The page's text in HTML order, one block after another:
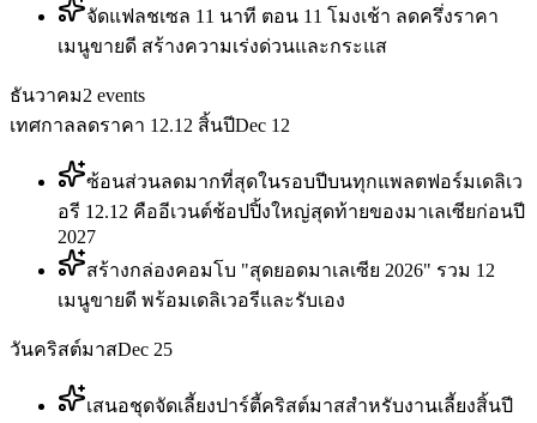
จัดแฟลชเซล 11 นาที ตอน 11 โมงเช้า ลดครึ่งราคา
เมนูขายดี สร้างความเร่งด่วนและกระแส
ธันวาคม2 events
เทศกาลลดราคา 12.12 สิ้นปีDec 12
ซ้อนส่วนลดมากที่สุดในรอบปีบนทุกแพลตฟอร์มเดลิเว
อรี 12.12 คืออีเวนต์ช้อปปิ้งใหญ่สุดท้ายของมาเลเซียก่อนปี
2027
สร้างกล่องคอมโบ "สุดยอดมาเลเซีย 2026" รวม 12
เมนูขายดี พร้อมเดลิเวอรีและรับเอง
วันคริสต์มาสDec 25
เสนอชุดจัดเลี้ยงปาร์ตี้คริสต์มาสสำหรับงานเลี้ยงสิ้นปี